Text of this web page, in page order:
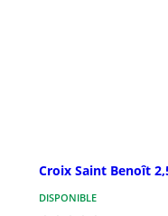
Croix Saint Benoît
DISPONIBLE